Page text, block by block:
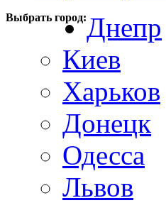
Выбрать город:Днепр
Киев
Харьков
Донецк
Одесса
Львов